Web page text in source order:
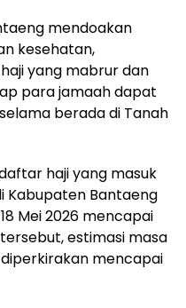
mendoakan
kesehatan,
yang mabrur dan
para jamaah dapat
berada di Tanah
haji yang masuk
Kabupaten Bantaeng
Mei 2026 mencapai
estimasi masa
mencapai